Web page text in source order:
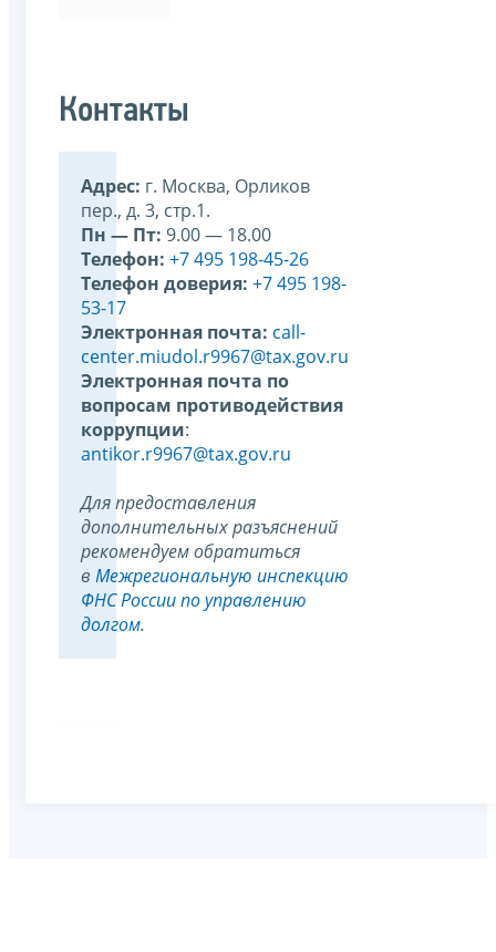
Контакты
Адрес: г. Москва, Орликов
пер., д. 3, стр.1.
Пн — Пт: 9.00 — 18.00
Телефон: +7 495 198-45-26
Телефон доверия: +7 495 198-
53-17
Электронная почта: call-
center.miudol.r9967@tax.gov.ru
Электронная почта по
вопросам противодействия
коррупции:
antikor.r9967@tax.gov.ru
Для предоставления
дополнительных разъяснений
рекомендуем обратиться
в Межрегиональную инспекцию
ФНС России по управлению
долгом.